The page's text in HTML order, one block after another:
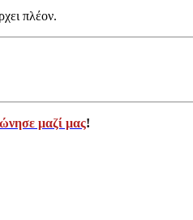
πλέον.
μαζί μας!